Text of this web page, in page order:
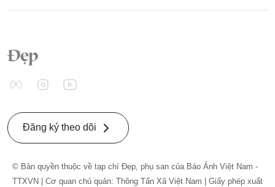
Đăng ký theo dõi
© Bản quyền thuộc về tạp chí Đẹp, phụ san của Báo Ảnh Việt Nam -
TTXVN | Cơ quan chủ quản: Thông Tấn Xã Việt Nam | Giấy phép xuất